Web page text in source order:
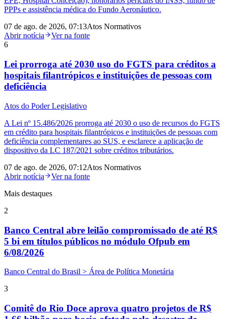
PPPs e assistência médica do Fundo Aeronáutico.
07 de ago. de 2026, 07:13Atos Normativos
Abrir notícia
Ver na fonte
6
Lei prorroga até 2030 uso do FGTS para créditos a
hospitais filantrópicos e instituições de pessoas com
deficiência
Atos do Poder Legislativo
A Lei nº 15.486/2026 prorroga até 2030 o uso de recursos do FGTS
em crédito para hospitais filantrópicos e instituições de pessoas com
deficiência complementares ao SUS, e esclarece a aplicação de
dispositivo da LC 187/2021 sobre créditos tributários.
07 de ago. de 2026, 07:12Atos Normativos
Abrir notícia
Ver na fonte
Mais destaques
2
Banco Central abre leilão compromissado de até R$
5 bi em títulos públicos no módulo Ofpub em
6/08/2026
Banco Central do Brasil > Área de Política Monetária
3
Comitê do Rio Doce aprova quatro projetos de R$